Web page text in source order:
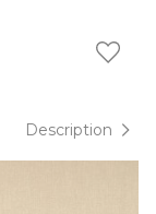
Description